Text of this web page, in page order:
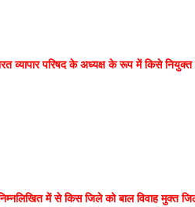
व्यापार परिषद के अध्यक्ष के रूप में किसे नियुक्त
में से किस जिले को बाल विवाह मुक्त